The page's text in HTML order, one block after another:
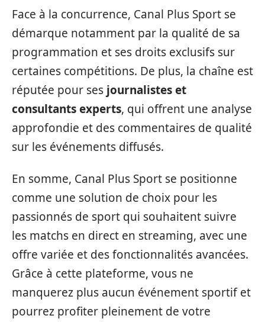
Face à la concurrence, Canal Plus Sport se
démarque notamment par la qualité de sa
programmation et ses droits exclusifs sur
certaines compétitions. De plus, la chaîne est
réputée pour ses journalistes et
consultants experts, qui offrent une analyse
approfondie et des commentaires de qualité
sur les événements diffusés.
En somme, Canal Plus Sport se positionne
comme une solution de choix pour les
passionnés de sport qui souhaitent suivre
les matchs en direct en streaming, avec une
offre variée et des fonctionnalités avancées.
Grâce à cette plateforme, vous ne
manquerez plus aucun événement sportif et
pourrez profiter pleinement de votre